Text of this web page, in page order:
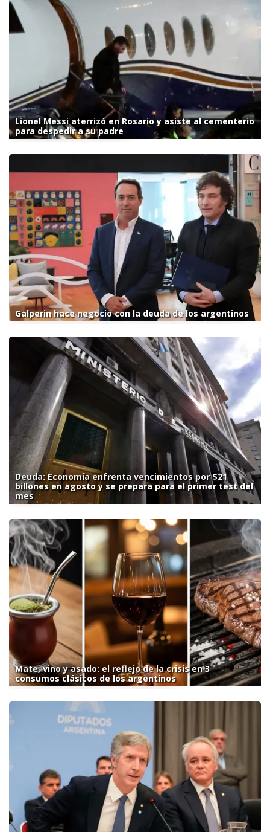
Lionel Messi aterrizó en Rosario y asiste al cementerio
para despedir a su padre
Galperin hace negocio con la deuda de los argentinos
Deuda: Economía enfrenta vencimientos por $21
billones en agosto y se prepara para el primer test del
mes
Mate, vino y asado: el reflejo de la crisis en 3
consumos clásicos de los argentinos